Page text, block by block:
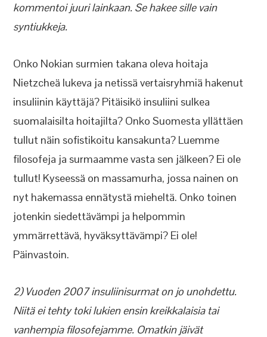
kommentoi juuri lainkaan. Se hakee sille vain
syntiukkeja.
Onko Nokian surmien takana oleva hoitaja
Nietzcheä lukeva ja netissä vertaisryhmiä hakenut
insuliinin käyttäjä? Pitäisikö insuliini sulkea
suomalaisilta hoitajilta? Onko Suomesta yllättäen
tullut näin sofistikoitu kansakunta? Luemme
filosofeja ja surmaamme vasta sen jälkeen? Ei ole
tullut! Kyseessä on massamurha, jossa nainen on
nyt hakemassa ennätystä mieheltä. Onko toinen
jotenkin siedettävämpi ja helpommin
ymmärrettävä, hyväksyttävämpi? Ei ole!
Päinvastoin.
2) Vuoden 2007 insuliinisurmat on jo unohdettu.
Niitä ei tehty toki lukien ensin kreikkalaisia tai
vanhempia filosofejamme. Omatkin jäivät